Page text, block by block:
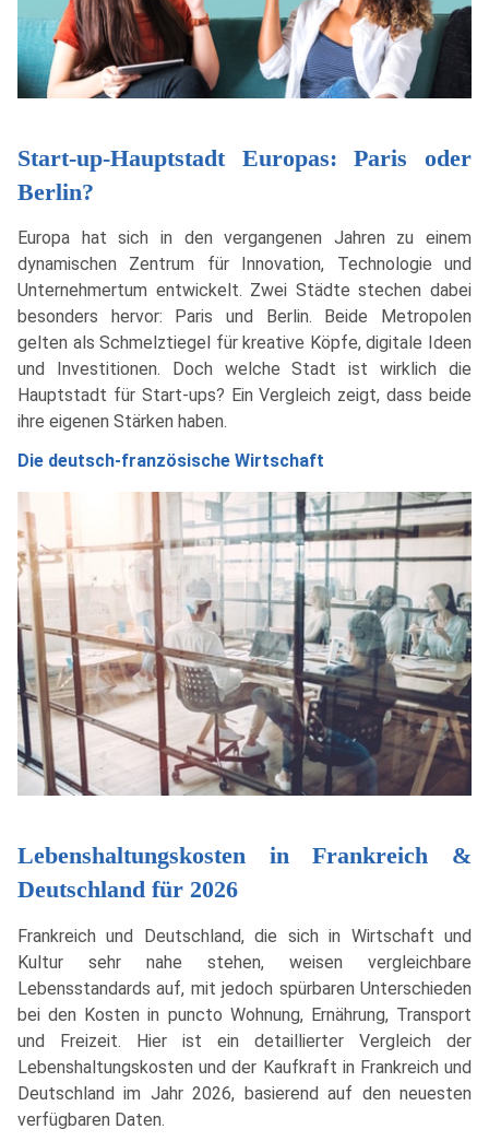
Start-up-Hauptstadt Europas: Paris oder
Berlin?
Europa hat sich in den vergangenen Jahren zu einem
dynamischen Zentrum für Innovation, Technologie und
Unternehmertum entwickelt. Zwei Städte stechen dabei
besonders hervor: Paris und Berlin. Beide Metropolen
gelten als Schmelztiegel für kreative Köpfe, digitale Ideen
und Investitionen. Doch welche Stadt ist wirklich die
Hauptstadt für Start-ups? Ein Vergleich zeigt, dass beide
ihre eigenen Stärken haben.
Die deutsch-französische Wirtschaft
Lebenshaltungskosten in Frankreich &
Deutschland für 2026
Frankreich und Deutschland, die sich in Wirtschaft und
Kultur sehr nahe stehen, weisen vergleichbare
Lebensstandards auf, mit jedoch spürbaren Unterschieden
bei den Kosten in puncto Wohnung, Ernährung, Transport
und Freizeit. Hier ist ein detaillierter Vergleich der
Lebenshaltungskosten und der Kaufkraft in Frankreich und
Deutschland im Jahr 2026, basierend auf den neuesten
verfügbaren Daten.